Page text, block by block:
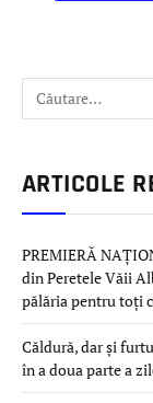
ARTICOLE
PREMIERĂ
din Peretele Văii
pălăria pentru toți
Căldură, dar și
în a doua parte a